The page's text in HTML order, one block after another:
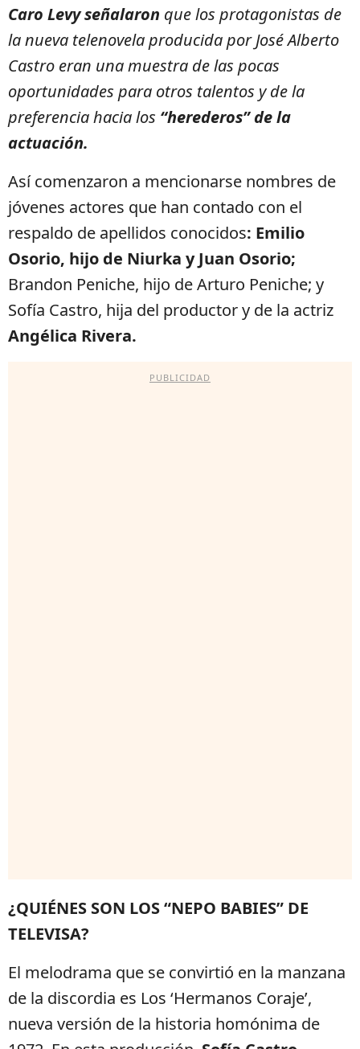
Caro Levy señalaron que los protagonistas de
la nueva telenovela producida por José Alberto
Castro eran una muestra de las pocas
oportunidades para otros talentos y de la
preferencia hacia los “herederos” de la
actuación.
Así comenzaron a mencionarse nombres de
jóvenes actores que han contado con el
respaldo de apellidos conocidos: Emilio
Osorio, hijo de Niurka y Juan Osorio;
Brandon Peniche, hijo de Arturo Peniche; y
Sofía Castro, hija del productor y de la actriz
Angélica Rivera.
PUBLICIDAD
¿QUIÉNES SON LOS “NEPO BABIES” DE
TELEVISA?
El melodrama que se convirtió en la manzana
de la discordia es Los ‘Hermanos Coraje’,
nueva versión de la historia homónima de